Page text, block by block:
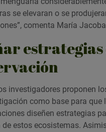
se elevaran o se
comenta María
estrategias
investigadores proponen
como base para que
diseñen estrategias
de estos ecosistemas.